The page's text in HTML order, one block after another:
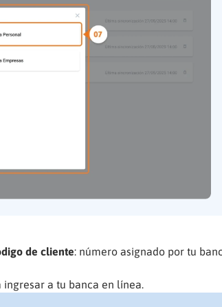
de cliente: número asignado por tu
ingresar a tu banca en línea.